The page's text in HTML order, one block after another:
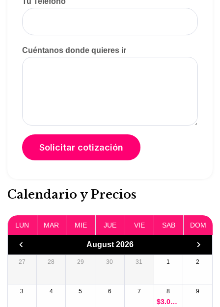
Cuéntanos donde quieres ir
Calendario y Precios
LUN MAR MIE JUE VIE SAB DOM
August 2026
27 28 29 30 31 1 2
3 4 5 6 7 8
$3.055.
9